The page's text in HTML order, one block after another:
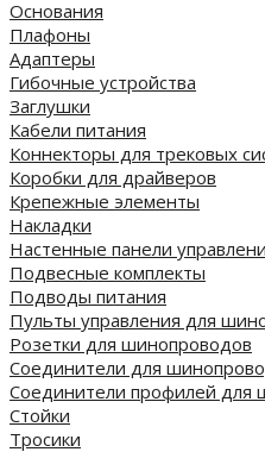
Основания
Плафоны
Адаптеры
Гибочные устройства
Заглушки
Кабели питания
Коннекторы для трековых
Коробки для драйверов
Крепежные элементы
Накладки
Настенные панели
Подвесные комплекты
Подводы питания
Пульты управления для
Розетки для шинопроводов
Соединители для
Соединители профилей для
Стойки
Тросики